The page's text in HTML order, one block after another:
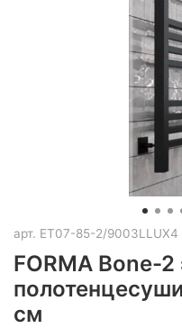
арт. ET07-85-2/9003LLUX4
FORMA Bone-
см